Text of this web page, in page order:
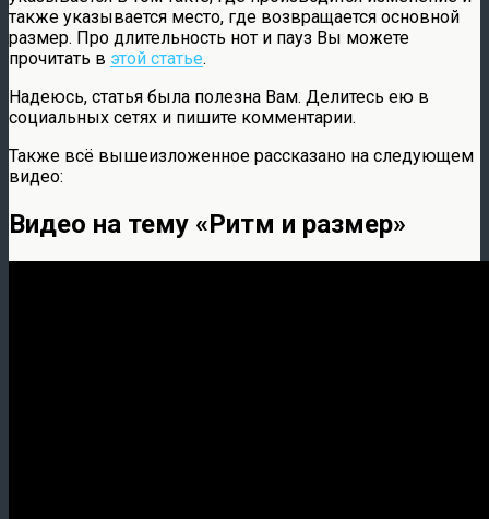
также указывается место, где возвращается основной
размер. Про длительность нот и пауз Вы можете
прочитать в этой статье.
Надеюсь, статья была полезна Вам. Делитесь ею в
социальных сетях и пишите комментарии.
Также всё вышеизложенное рассказано на следующем
видео:
Видео на тему «Ритм и размер»